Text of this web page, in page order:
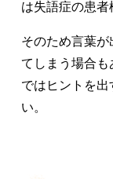
は失語症の患者
そのため言葉
てしまう場合
ではヒントを
い。